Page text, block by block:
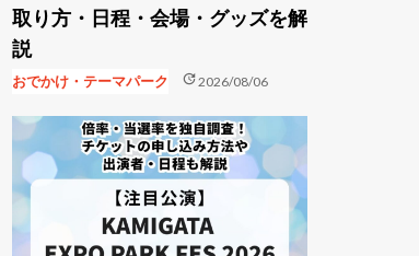
取り方・日程・会場・グッズを解
説
おでかけ・テーマパーク update2026/08/06